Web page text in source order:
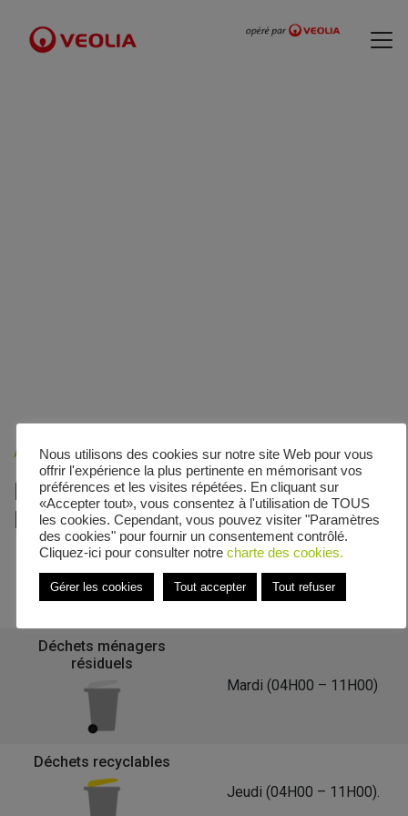
Accueil» Veolia - Zones de collecte» Rue Richard Mique
Le calendrier de collecte de Rue
Richard Mique
Retour à la liste des communes
Déchets ménagers
résiduels
Mardi (04H00 – 11H00)
Déchets recyclables
Jeudi (04H00 – 11H00).
Nous utilisons des cookies sur notre site Web pour vous
offrir l'expérience la plus pertinente en mémorisant vos
préférences et les visites répétées. En cliquant sur
«Accepter tout», vous consentez à l'utilisation de TOUS
les cookies. Cependant, vous pouvez visiter "Paramètres
des cookies" pour fournir un consentement contrôlé.
Cliquez-ici pour consulter notre charte des cookies.
Gérer les cookies Tout accepter Tout refuser